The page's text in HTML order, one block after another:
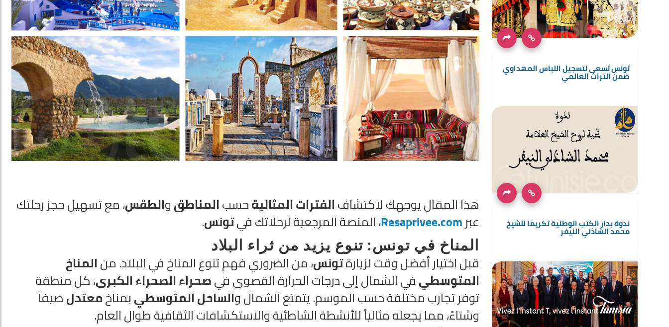
هذا المقال يوجهك لاكتشافالفترات المثاليةحسبالمناطقوالطقس، مع تسهيل حجز رحلتك
عبرResaprivee.com، المنصة المرجعية لرحلاتك فيتونس.
المناخ في تونس: تنوع يزيد من ثراء البلاد
قبل اختيار أفضل وقت لزيارةتونس، من الضروري فهم تنوع المناخ في البلاد. منالمناخ
المتوسطيفي الشمال إلى درجات الحرارة القصوى فيصحراء الصحراء الكبرى، كل منطقة
توفر تجارب مختلفة حسب الموسم. يتمتع الشمال والساحل المتوسطيبمناخمعتدلصيفاً
وشتاءً، مما يجعله مثالياً للأنشطة الشاطئية والاستكشافات الثقافية طوال العام.
تونس تسعى لتسجيل اللباس المهداوي
ضمن التراث العالمي
ندوة بدار الكتب الوطنية تكريمًا للشيخ
محمد الشاذلي النيفر